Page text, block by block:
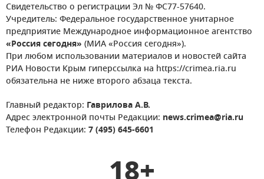
Свидетельство о регистрации Эл № ФС77-57640.
Учредитель: Федеральное государственное унитарное
предприятие Международное информационное агентство
«Россия сегодня» (МИА «Россия сегодня»).
При любом использовании материалов и новостей сайта
РИА Новости Крым гиперссылка на https://crimea.ria.ru
обязательна не ниже второго абзаца текста.
Главный редактор: Гаврилова А.В.
Адрес электронной почты Редакции: news.crimea@ria.ru
Телефон Редакции: 7 (495) 645-6601